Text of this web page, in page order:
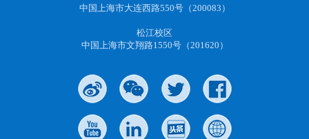
中国上海市大连西路550号（200083）
松江校区
中国上海市文翔路1550号（201620）